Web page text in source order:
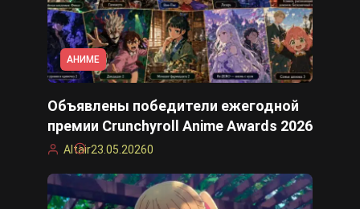
АНИМЕ
Объявлены победители ежегодной
премии Crunchyroll Anime Awards 2026
Altair23.05.20260